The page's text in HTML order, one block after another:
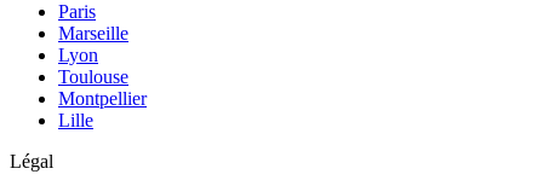
Paris
Marseille
Lyon
Toulouse
Montpellier
Lille
Légal